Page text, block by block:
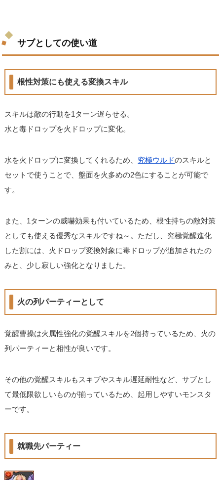
サブとしての使い道
根性対策にも使える変換スキル
スキルは敵の行動を1ターン遅らせる。
水と毒ドロップを火ドロップに変化。
水を火ドロップに変換してくれるため、 究極ウルドのスキルと
セットで使うことで、盤面を火多めの2色にすることが可能で
す。
また、1ターンの威嚇効果も付いているため、根性持ちの敵対策
としても使える優秀なスキルですね～。ただし、究極覚醒進化
した割には、火ドロップ変換対象に毒ドロップが追加されたの
みと、少し寂しい強化となりました。
火の列パーティーとして
覚醒曹操は火属性強化の覚醒スキルを2個持っているため、火の
列パーティーと相性が良いです。
その他の覚醒スキルもスキブやスキル遅延耐性など、サブとし
て最低限欲しいものが揃っているため、起用しやすいモンスタ
ーです。
就職先パーティー